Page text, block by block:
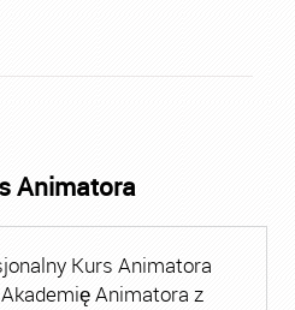
Animatora
Kurs Animatora
Animatora z